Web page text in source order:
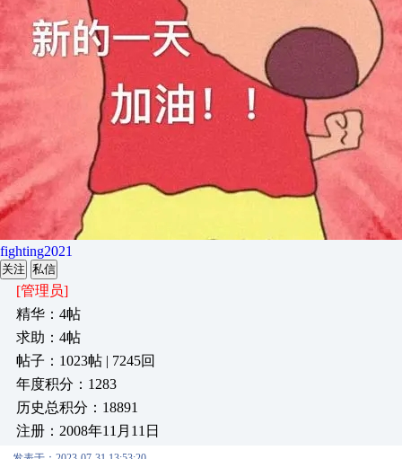
fighting2021
关注 私信
[管理员]
精华：4帖
求助：4帖
帖子：1023帖 | 7245回
年度积分：1283
历史总积分：18891
注册：2008年11月11日